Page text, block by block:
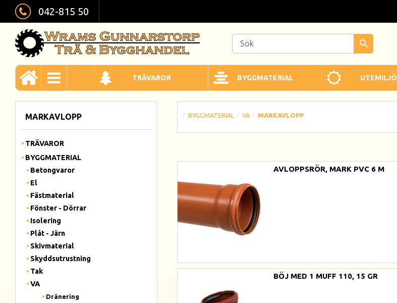
042-815 50
TRÄVAROR BYGGMATERIAL UTEMILJÖ
MARKAVLOPP BYGGMATERIAL VA MARKAVLOPP
AVLOPPSRÖR, MARK PVC 6 M
BÖJ MED 1 MUFF 110, 15 GR
TRÄVAROR
BYGGMATERIAL
Betongvaror
El
Fästmaterial
Fönster - Dörrar
Isolering
Plåt - Järn
Skivmaterial
Skyddsutrustning
Tak
VA
Dränering